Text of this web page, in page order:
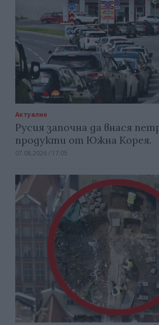
Актуално
Русия започна да внася
продукти от Южна Корея.
07.08.2026 / 17:05